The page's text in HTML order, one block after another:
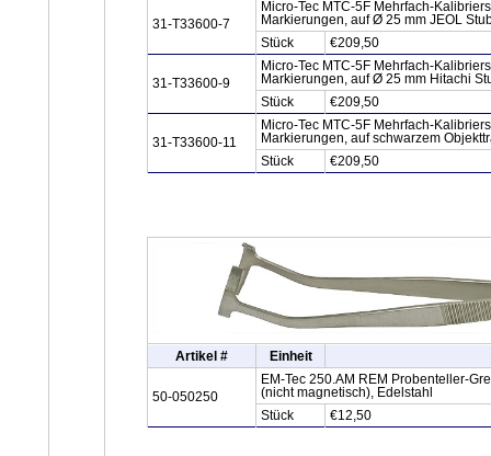
31-T33600-7
Micro-Tec MTC-5F Mehrfach-
Markierungen, auf Ø 25 mm JEOL
Stück
€209,50
31-T33600-9
Micro-Tec MTC-5F Mehrfach-
Markierungen, auf Ø 25 mm Hitachi
Stück
€209,50
31-T33600-11
Micro-Tec MTC-5F Mehrfach-
Markierungen, auf schwarzem
Stück
€209,50
Artikel # Einheit
50-050250
EM-Tec 250.AM REM Probenteller-
(nicht magnetisch), Edelstahl
Stück
€12,50